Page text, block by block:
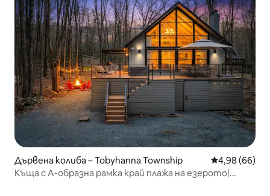
Дървена колиба – Tobyhanna Township Средна
4,98 (66)
Къща с А-образна рамка край плажа на езерото|